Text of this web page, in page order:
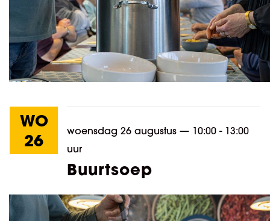
WO
26
woensdag 26 augustus — 10:00 - 13:00
uur
Buurtsoep